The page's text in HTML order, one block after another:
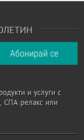
и услуги с
СПА релакс или